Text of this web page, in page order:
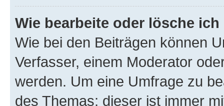
Wie bearbeite oder lösche
Wie bei den Beiträgen können
Verfasser, einem Moderator
werden. Um eine Umfrage zu
des Themas; dieser ist immer